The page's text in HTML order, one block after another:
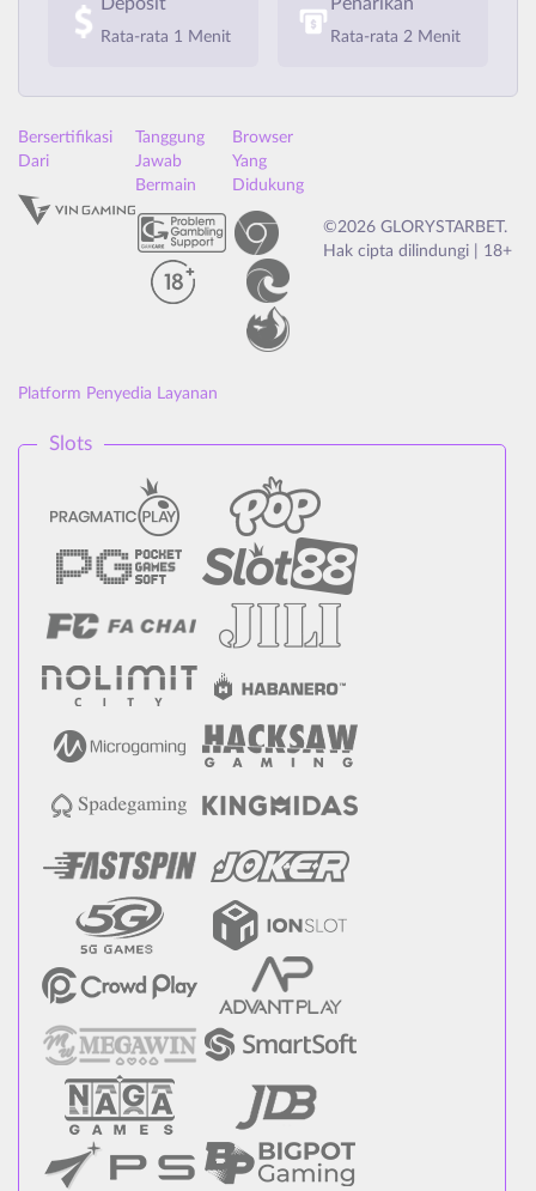
Deposit
Rata-rata 1 Menit
Penarikan
Rata-rata 2 Menit
Bersertifikasi
Dari
Tanggung
Jawab
Bermain
Browser
Yang
Didukung
©2026 GLORYSTARBET.
Hak cipta dilindungi | 18+
Platform Penyedia Layanan
Slots